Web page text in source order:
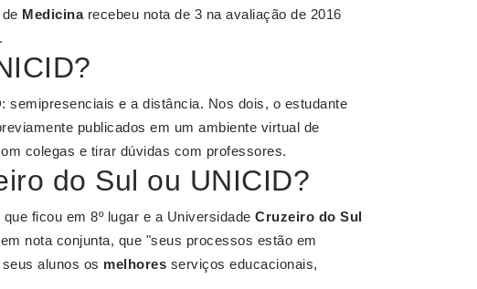
Medicinarecebeu nota de 3 na avaliação de 2016
semipresenciais e a distância. Nos dois, o estudante
publicados em um ambiente virtual de
colegas e tirar dúvidas com professores.
do Sul ou UNICID?
que ficou em 8º lugar e a Universidade Cruzeiro do Sul
nota conjunta, que "seus processos estão em
alunos os melhores serviços educacionais,